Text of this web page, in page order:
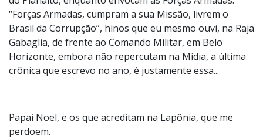
“Forças Armadas, cumpram a sua Missão, livrem o
Brasil da Corrupção”, hinos que eu mesmo ouvi, na Raja
Gabaglia, de frente ao Comando Militar, em Belo
Horizonte, embora não repercutam na Mídia, a última
crônica que escrevo no ano, é justamente essa...
Papai Noel, e os que acreditam na Lapônia, que me
perdoem.